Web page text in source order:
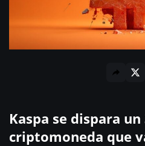
Kaspa se dispara un
criptomoneda que